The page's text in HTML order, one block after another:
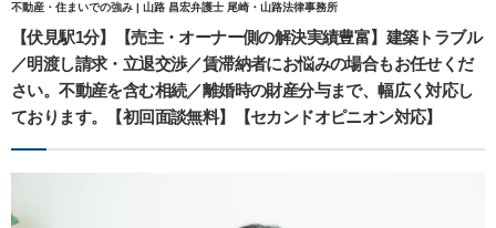
不動産・住まいでの強み | 山路 昌宏弁護士 尾崎・山路法律事務所
【伏見駅1分】【売主・オーナー側の解決実績豊富】建築トラブル
／明渡し請求・立退交渉／賃滞納者にお悩みの場合もお任せくだ
さい。不動産を含む相続／離婚時の財産分与まで、幅広く対応し
ております。【初回面談無料】【セカンドオピニオン対応】